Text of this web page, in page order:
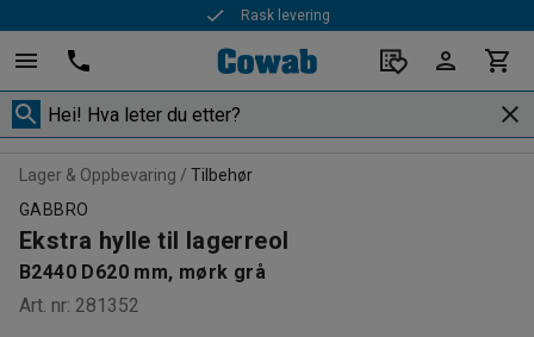
Rask levering
Lager & Oppbevaring
Tilbehør
GABBRO
Ekstra hylle til lagerreol
B2440 D620 mm, mørk grå
Art. nr: 281352